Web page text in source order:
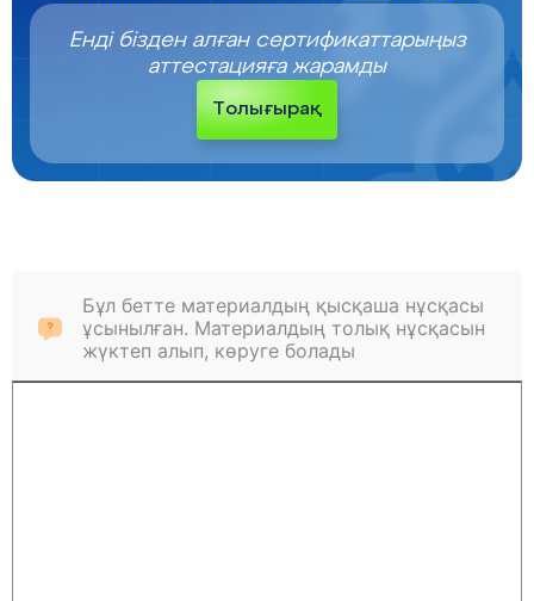
Енді бізден алған сертификаттарыңыз
аттестацияға жарамды
Толығырақ
Бұл бетте материалдың қысқаша нұсқасы
ұсынылған. Материалдың толық нұсқасын
жүктеп алып, көруге болады